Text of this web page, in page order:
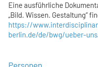
Eine ausführliche
„Bild. Wissen. Gestaltung“
https://
berlin.de/de/bwg/ueber-
Personen